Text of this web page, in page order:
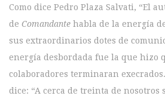
Como dice Pedro Plaza Salvati, “El
de Comandante habla de la energía
sus extraordinarios dotes de
energía desbordada fue la que hizo
colaboradores terminaran
dice: “A cerca de treinta de nosotros